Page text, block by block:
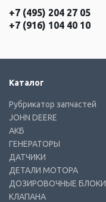
+7 (495) 204 27 05
+7 (916) 104 40 10
Каталог
Рубрикатор запчастей
JOHN DEERE
АКБ
ГЕНЕРАТОРЫ
ДАТЧИКИ
ДЕТАЛИ МОТОРА
ДОЗИРОВОЧНЫЕ БЛОКИ
КЛАПАНА